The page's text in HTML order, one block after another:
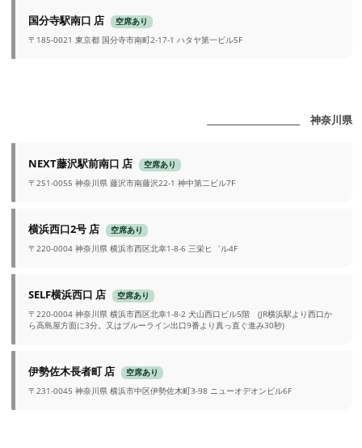
国分寺駅南口 店
空席あり
〒185-0021 東京都 国分寺市南町2-17-1 ハタヤ第一ビル5F
_______________________ 神奈川県
NEXT藤沢駅前南口 店
空席あり
〒251-0055 神奈川県 藤沢市南藤沢22-1 神中第二ビル7F
横浜西口2号 店
空席あり
〒220-0004 神奈川県 横浜市西区北幸1-8-6 三栄ヒ゛ル4F
SELF横浜西口 店
空席あり
〒220-0004 神奈川県 横浜市西区北幸1-8-2 犬山西口ビル5階 (JR横浜駅より西口か
ら高島屋方面に3分。又はブルーライン出口9番より真っ直ぐ進み30秒)
伊勢佐木長者町 店
空席あり
〒231-0045 神奈川県 横浜市中区伊勢佐木町3-98 ニューオデオンビル6F